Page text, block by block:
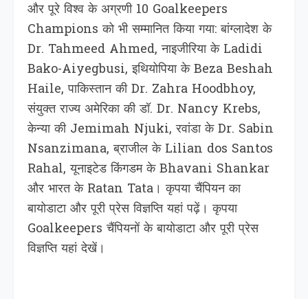
और पूरे विश्व के अग्रणी 10 Goalkeepers
Champions को भी सम्मानित किया गया: बांग्लादेश के
Dr. Tahmeed Ahmed, नाइजीरिया के Ladidi
Bako-Aiyegbusi, इथियोपिया के Beza Beshah
Haile, पाकिस्तान की Dr. Zahra Hoodbhoy,
संयुक्त राज्य अमेरिका की डॉ. Dr. Nancy Krebs,
केन्या की Jemimah Njuki, रवांडा के Dr. Sabin
Nsanzimana, ब्राजील के Lilian dos Santos
Rahal, यूनाइटेड किंगडम के Bhavani Shankar
और भारत के Ratan Tata। कृपया चैंपियन का
बायोडाटा और पूरी प्रेस विज्ञप्ति यहां पढ़ें। कृपया
Goalkeepers चैंपियनों के बायोडाटा और पूरी प्रेस
विज्ञप्ति यहां देखें।